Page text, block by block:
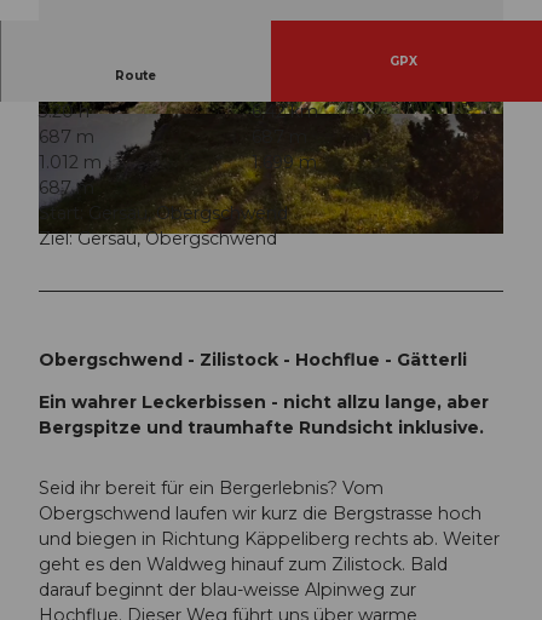
© Denise Gerth, Gersau Tourismus
© Denise Gerth, Gersau Tourismus © Denise Gerth, Gersau Tourismus
Route
GPX
3:20 h
6,42 km
687 m
1.012 m
1.699 m
687 m
Start: Gersau, Obergschwend
Ziel: Gersau, Obergschwend
Obergschwend - Zilistock - Hochflue - Gätterli
Ein wahrer Leckerbissen - nicht allzu lange, aber
Bergspitze und traumhafte Rundsicht inklusive.
Seid ihr bereit für ein Bergerlebnis? Vom
Obergschwend laufen wir kurz die Bergstrasse hoch
und biegen in Richtung Käppeliberg rechts ab. Weiter
geht es den Waldweg hinauf zum Zilistock. Bald
darauf beginnt der blau-weisse Alpinweg zur
Hochflue. Dieser Weg führt uns über warme